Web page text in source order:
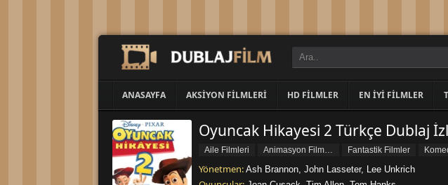
ANASAYFA AKSIYON FILMLERI HD FILMLER EN İYI FILMLER
Oyuncak Hikayesi 2 Türkçe Dublaj
Aile Filmleri
Animasyon Filmleri Fantastik Filmler
Yönetmen: Ash Brannon, John Lasseter, Lee Unkrich